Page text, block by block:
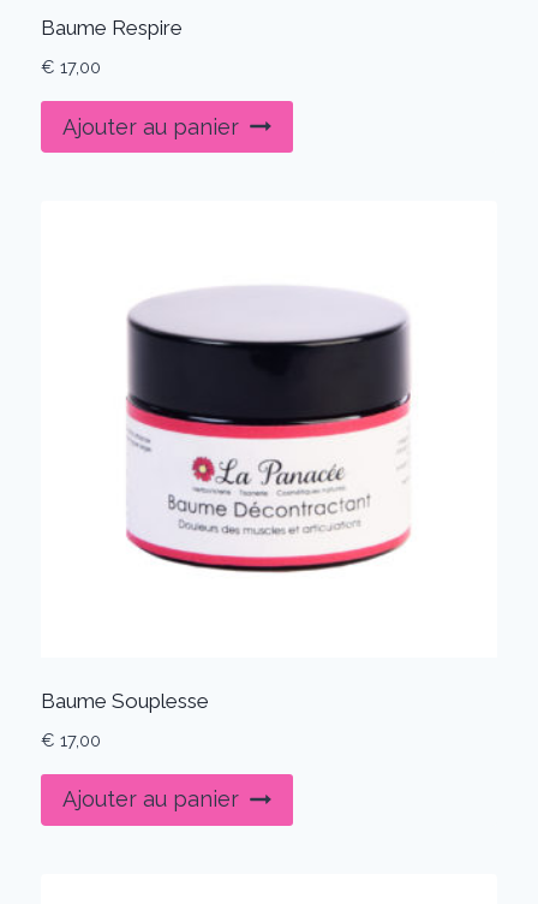
Baume Respire
€ 17,00
Ajouter au panier
Baume Souplesse
€ 17,00
Ajouter au panier